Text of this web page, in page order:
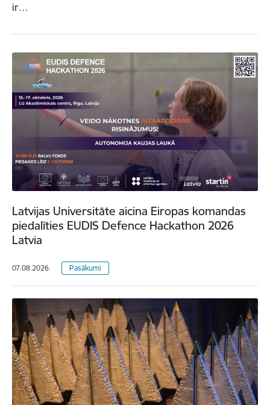
ir…
Latvijas Universitāte aicina Eiropas komandas
piedalīties EUDIS Defence Hackathon 2026
Latvia
07.08.2026. Pasākumi